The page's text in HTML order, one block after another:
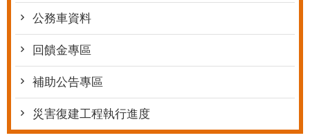
公務車資料
回饋金專區
補助公告專區
災害復建工程執行進度